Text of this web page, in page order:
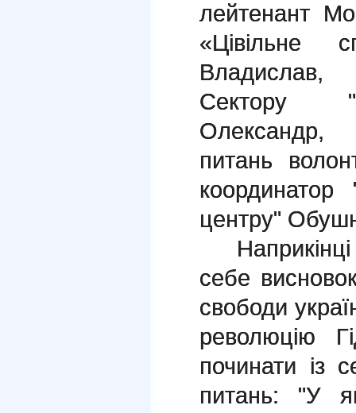
лейтенант
«Цівільне
Владислав,
Сектору
Олександр,
питань
координатор
центру"
Наприкінці
себе
свободи
революцію
починати із
питань: "У